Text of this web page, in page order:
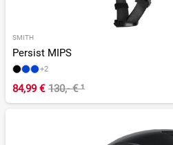
SMITH
Persist MIPS
+2
84,99 € 130,- €¹